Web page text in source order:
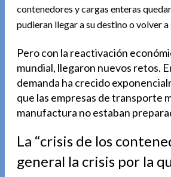
contenedores y cargas enteras
pudieran llegar a su destino o volver
Pero con la reactivación
mundial, llegaron nuevos retos.
demanda ha crecido
que las empresas de transporte
manufactura no estaban
La “crisis de los
general la crisis por la